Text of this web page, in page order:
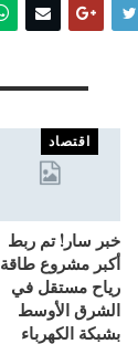
اقتصاد
خبر سار! تم ربط
أكبر مشروع طاقة
رياح مستقل في
الشرق الأوسط
بشبكة الكهرباء